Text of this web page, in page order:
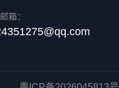
箱：